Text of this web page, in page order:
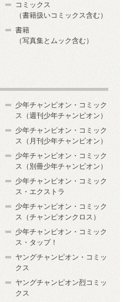
コミックス
（書籍扱いコミックス含む）
書籍
（写真集とムック含む）
少年チャンピオン・コミック
ス（週刊少年チャンピオン）
少年チャンピオン・コミック
ス（月刊少年チャンピオン）
少年チャンピオン・コミック
ス（別冊少年チャンピオン）
少年チャンピオン・コミック
ス・エクストラ
少年チャンピオン・コミック
ス（チャンピオンクロス）
少年チャンピオン・コミック
ス・タップ！
ヤングチャンピオン・コミッ
クス
ヤングチャンピオン烈コミッ
クス